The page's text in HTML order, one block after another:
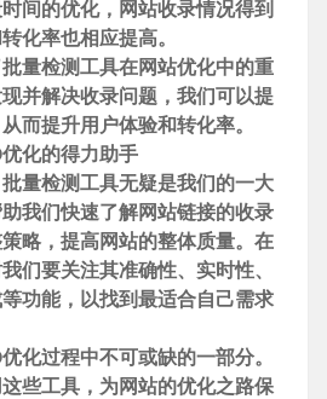
间的优化，网站收录情况得到
化率也相应提高。
量检测工具在网站优化中的重
并解决收录问题，我们可以提
而提升用户体验和转化率。
化的得力助手
量检测工具无疑是我们的一大
我们快速了解网站链接的收录
略，提高网站的整体质量。在
们要关注其准确性、实时性、
功能，以找到最适合自己需求
化过程中不可或缺的一部分。
些工具，为网站的优化之路保